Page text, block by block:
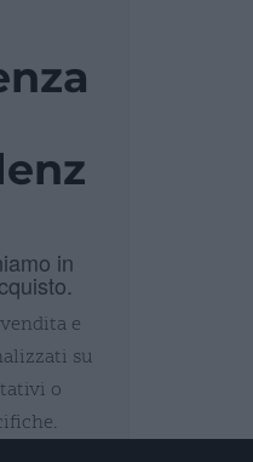
in
e
su
o